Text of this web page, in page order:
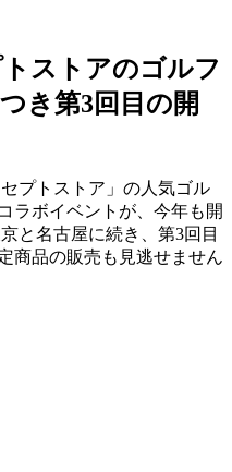
ストアのゴルフ
き第3回目の開
プトストア」の人気ゴル
ラボイベントが、今年も開
と名古屋に続き、第3回目
商品の販売も見逃せません